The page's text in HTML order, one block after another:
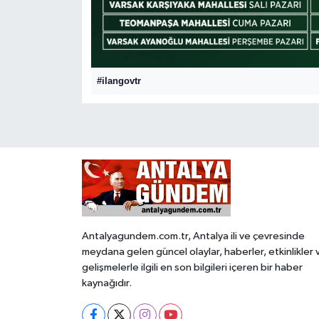
#ilangovtr
Antalyagundem.com.tr, Antalya ili ve çevresinde
meydana gelen güncel olaylar, haberler, etkinlikler
gelişmelerle ilgili en son bilgileri içeren bir haber
kaynağıdır.
Sağlık & Yaşam
Siyaset